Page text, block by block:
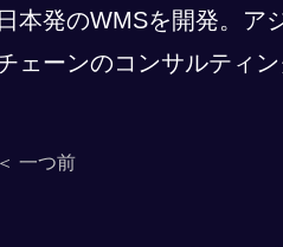
日本発のWMSを開発。ア
ェーンのコンサルティ
＜ 一つ前